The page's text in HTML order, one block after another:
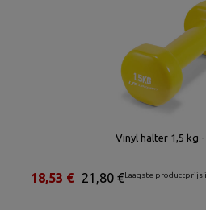
Vinyl halter 1,5 kg
Laagste productprijs
21,80 €
18,53 €